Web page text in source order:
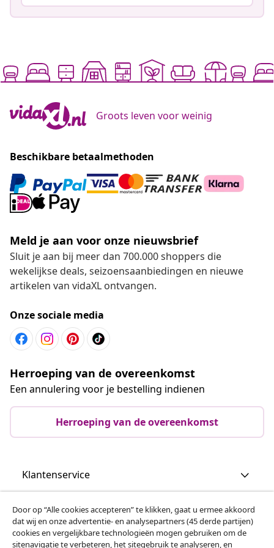
Groots leven voor weinig
Beschikbare betaalmethoden
Meld je aan voor onze nieuwsbrief
Sluit je aan bij meer dan 700.000 shoppers die
wekelijkse deals, seizoensaanbiedingen en nieuwe
artikelen van vidaXL ontvangen.
Onze sociale media
Herroeping van de overeenkomst
Een annulering voor je bestelling indienen
Herroeping van de overeenkomst
Klantenservice
Zakelijk
Door op “Alle cookies accepteren” te klikken, gaat u ermee akkoord
dat wij en onze advertentie- en analysepartners (45 derde partijen)
cookies en vergelijkbare technologieën mogen gebruiken om de
sitenavigatie te verbeteren, het sitegebruik te analyseren, en